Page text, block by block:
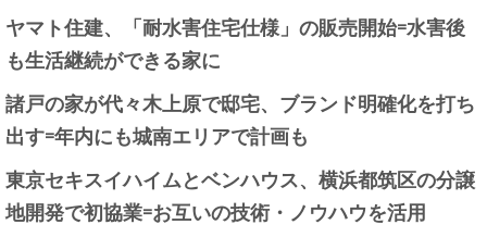
ヤマト住建、「耐水害住宅仕様」の販売開始=水害後
も生活継続ができる家に
諸戸の家が代々木上原で邸宅、ブランド明確化を打ち
出す=年内にも城南エリアで計画も
東京セキスイハイムとベンハウス、横浜都筑区の分譲
地開発で初協業=お互いの技術・ノウハウを活用